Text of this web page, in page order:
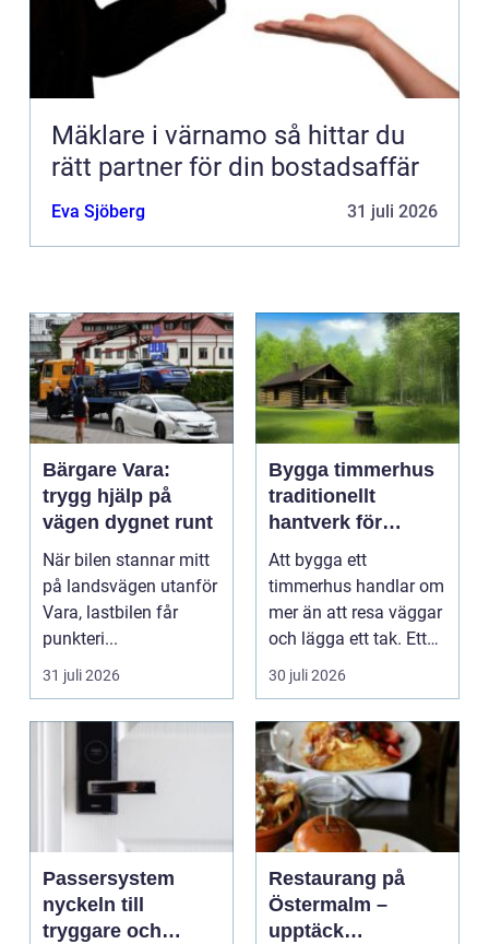
Mäklare i värnamo så hittar du
rätt partner för din bostadsaffär
Eva Sjöberg 31 juli 2026
Bärgare Vara:
trygg hjälp på
vägen dygnet runt
När bilen stannar mitt
på landsvägen utanför
Vara, lastbilen får
punkteri...
31 juli 2026
Bygga timmerhus
traditionellt
hantverk för
moderna behov
Att bygga ett
timmerhus handlar om
mer än att resa väggar
och lägga ett tak. Ett
timmerhus är ett lå...
30 juli 2026
Passersystem
nyckeln till
tryggare och
Restaurang på
Östermalm –
upptäck